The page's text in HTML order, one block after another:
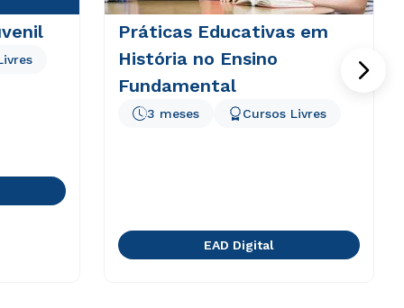
Práticas Educativas em
História no Ensino
Fundamental
3 meses Cursos Livres
EAD Digital